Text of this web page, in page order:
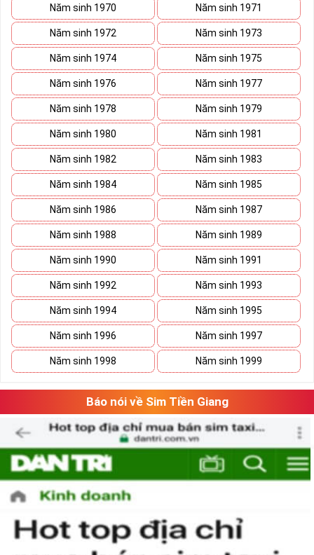
Năm sinh 1970 Năm sinh 1971
Năm sinh 1972 Năm sinh 1973
Năm sinh 1974 Năm sinh 1975
Năm sinh 1976 Năm sinh 1977
Năm sinh 1978 Năm sinh 1979
Năm sinh 1980 Năm sinh 1981
Năm sinh 1982 Năm sinh 1983
Năm sinh 1984 Năm sinh 1985
Năm sinh 1986 Năm sinh 1987
Năm sinh 1988 Năm sinh 1989
Năm sinh 1990 Năm sinh 1991
Năm sinh 1992 Năm sinh 1993
Năm sinh 1994 Năm sinh 1995
Năm sinh 1996 Năm sinh 1997
Năm sinh 1998 Năm sinh 1999
Báo nói về Sim Tiền Giang